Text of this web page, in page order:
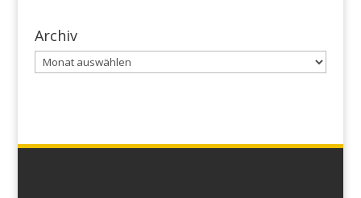
Archiv
Archiv